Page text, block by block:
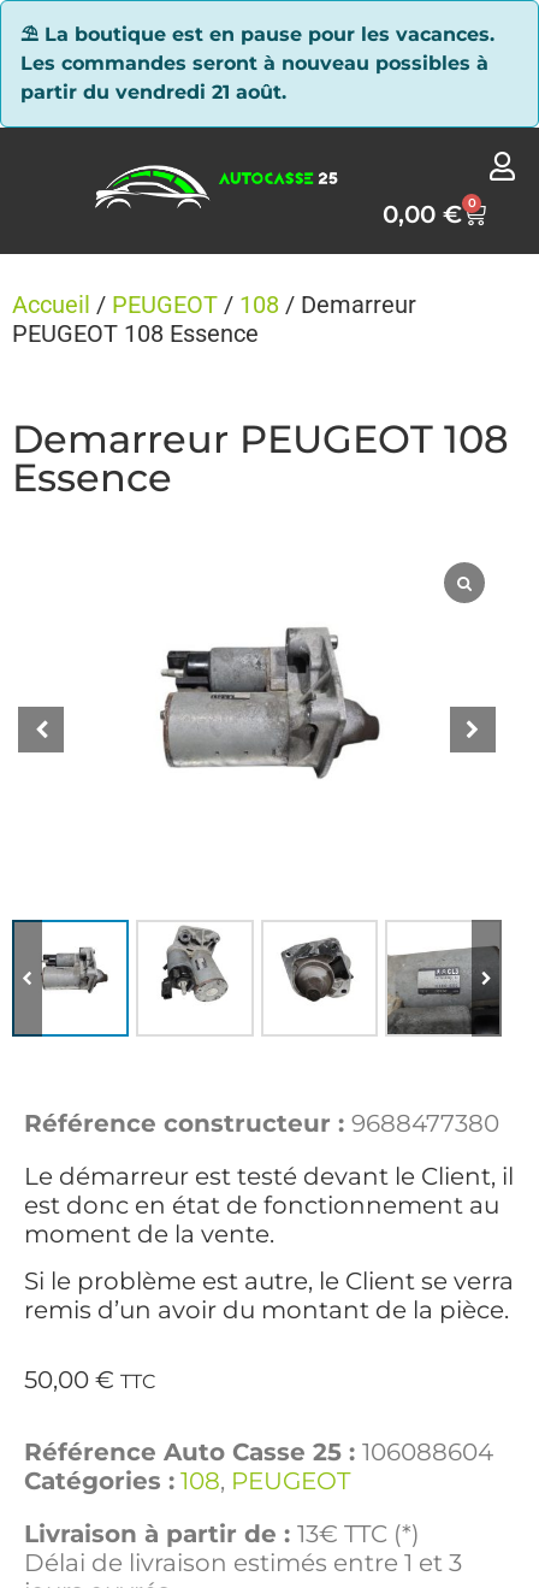
⛱ La boutique est en pause pour les vacances.
Les commandes seront à nouveau possibles à
partir du vendredi 21 août.
0,00€ 0
Accueil / PEUGEOT / 108 / Demarreur
PEUGEOT 108 Essence
Demarreur PEUGEOT 108
Essence
Référence constructeur : 9688477380
Le démarreur est testé devant le Client, il
est donc en état de fonctionnement au
moment de la vente.
Si le problème est autre, le Client se verra
remis d’un avoir du montant de la pièce.
50,00 € TTC
Référence Auto Casse 25 : 106088604
Catégories : 108, PEUGEOT
Livraison à partir de : 13€ TTC (*)
Délai de livraison estimés entre 1 et 3
Panneau de gestion des cookies